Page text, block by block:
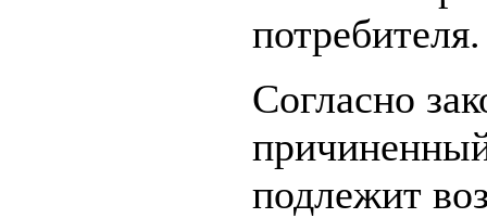
потребителя.
Согласно
подлежит